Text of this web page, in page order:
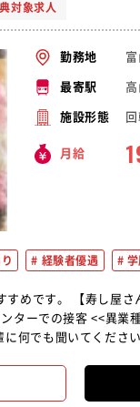
対象求人
勤務地
最寄駅
施設形態
月給
経験者優遇 学
正社員を増員募集！未
！>> 未経験から育てる体制
何でも聞いてくださ